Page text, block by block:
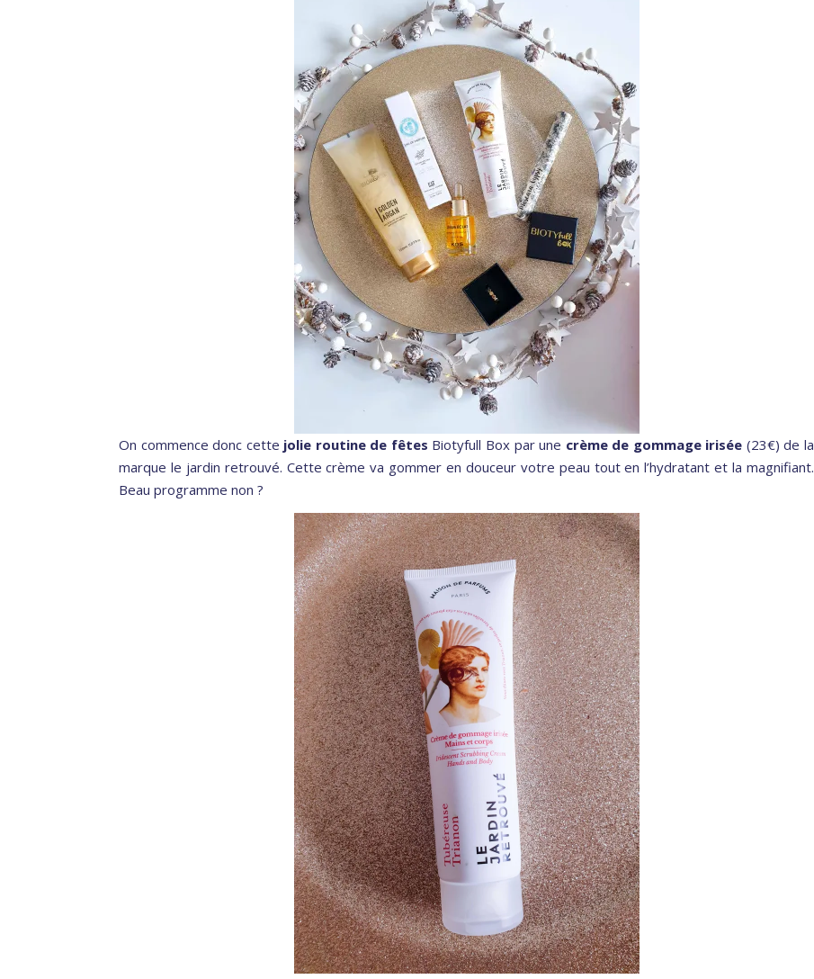
On commence donc cette jolie routine de fêtes Biotyfull Box par une crème de gommage irisée (23€) de la
marque le jardin retrouvé. Cette crème va gommer en douceur votre peau tout en l’hydratant et la magnifiant.
Beau programme non ?